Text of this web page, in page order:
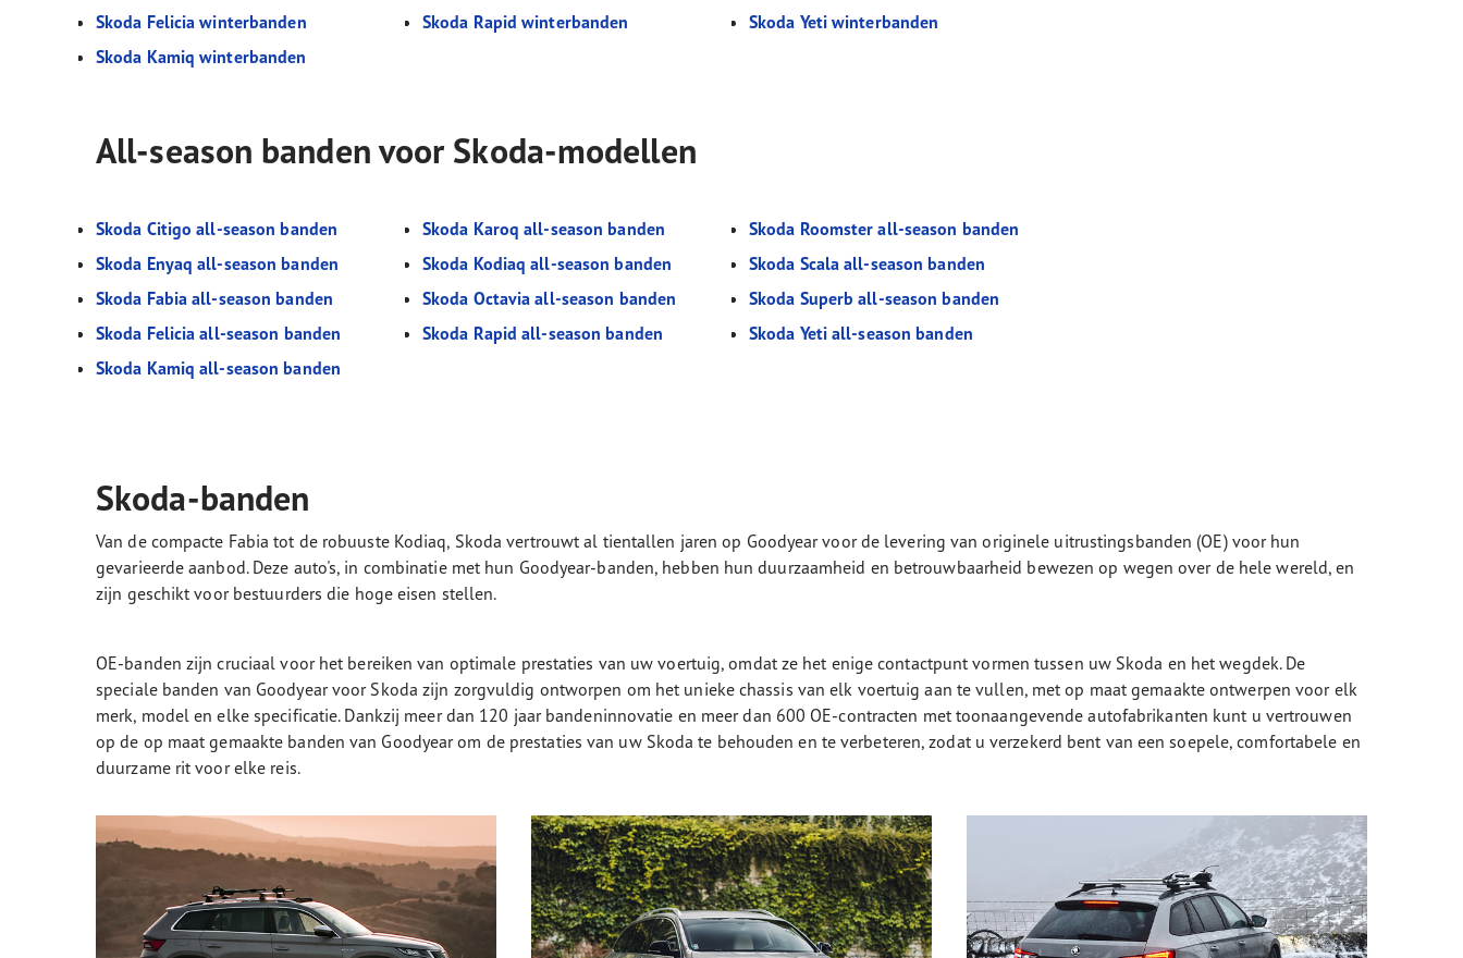
Skoda Felicia winterbanden
Skoda Kamiq winterbanden
Skoda Rapid winterbanden
Skoda Yeti winterbanden
All-season banden voor Skoda-modellen
Skoda Citigo all-season banden
Skoda Enyaq all-season banden
Skoda Fabia all-season banden
Skoda Felicia all-season banden
Skoda Kamiq all-season banden
Skoda Karoq all-season banden
Skoda Kodiaq all-season banden
Skoda Octavia all-season banden
Skoda Rapid all-season banden
Skoda Roomster all-season banden
Skoda Scala all-season banden
Skoda Superb all-season banden
Skoda Yeti all-season banden
Skoda-banden
Van de compacte Fabia tot de robuuste Kodiaq, Skoda vertrouwt al tientallen jaren op Goodyear voor de levering van originele uitrustingsbanden (OE) voor hun
gevarieerde aanbod. Deze auto's, in combinatie met hun Goodyear-banden, hebben hun duurzaamheid en betrouwbaarheid bewezen op wegen over de hele wereld, en
zijn geschikt voor bestuurders die hoge eisen stellen.
OE-banden zijn cruciaal voor het bereiken van optimale prestaties van uw voertuig, omdat ze het enige contactpunt vormen tussen uw Skoda en het wegdek. De
speciale banden van Goodyear voor Skoda zijn zorgvuldig ontworpen om het unieke chassis van elk voertuig aan te vullen, met op maat gemaakte ontwerpen voor elk
merk, model en elke specificatie. Dankzij meer dan 120 jaar bandeninnovatie en meer dan 600 OE-contracten met toonaangevende autofabrikanten kunt u vertrouwen
op de op maat gemaakte banden van Goodyear om de prestaties van uw Skoda te behouden en te verbeteren, zodat u verzekerd bent van een soepele, comfortabele en
duurzame rit voor elke reis.